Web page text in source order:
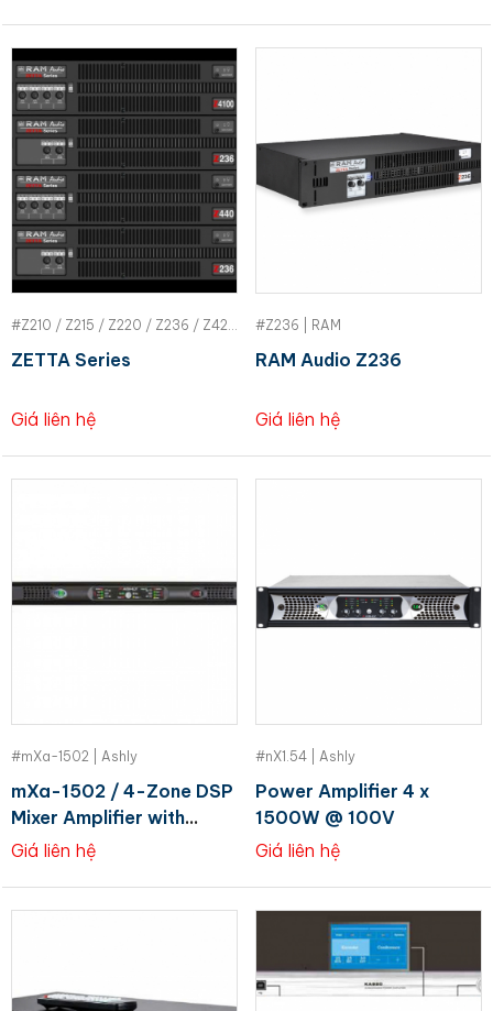
#Z210 / Z215 / Z220 / Z236 / Z420 / Z430 / Z440 / Z460 / Z4100 | RAM
ZETTA Series
Giá liên hệ
#Z236 | RAM
RAM Audio Z236
Giá liên hệ
#mXa-1502 | Ashly
mXa-1502 / 4-Zone DSP
Mixer Amplifier with
AquaControl™ Software
Giá liên hệ
#nX1.54 | Ashly
Power Amplifier 4 x
1500W @ 100V
Giá liên hệ